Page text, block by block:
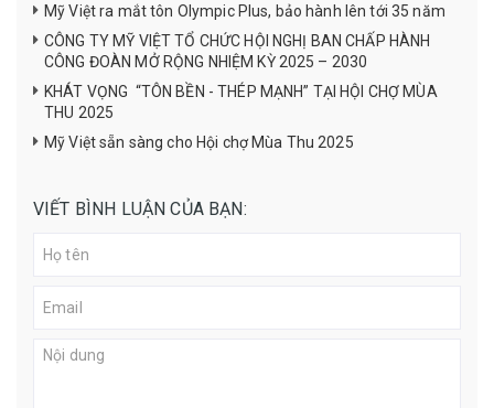
Mỹ Việt ra mắt tôn Olympic Plus, bảo hành lên tới 35 năm
CÔNG TY MỸ VIỆT TỔ CHỨC HỘI NGHỊ BAN CHẤP HÀNH
CÔNG ĐOÀN MỞ RỘNG NHIỆM KỲ 2025 – 2030
KHÁT VỌNG “TÔN BỀN - THÉP MẠNH” TẠI HỘI CHỢ MÙA
THU 2025
Mỹ Việt sẵn sàng cho Hội chợ Mùa Thu 2025
VIẾT BÌNH LUẬN CỦA BẠN: